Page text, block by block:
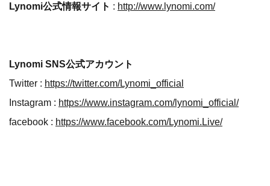
Lynomi公式情報サイト : http://www.lynomi.com/
Lynomi SNS公式アカウント
Twitter : https://twitter.com/Lynomi_official
Instagram : https://www.instagram.com/lynomi_official/
facebook : https://www.facebook.com/Lynomi.Live/